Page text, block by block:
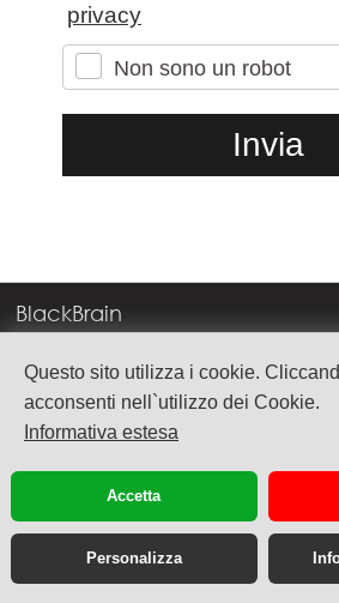
Questo sito utilizza i cookie.
acconsenti nell`utilizzo dei Cookie.
Informativa estesa
Accetta
Personalizza
privacy
Non sono un robot
BlackBrain
Corso Milano, 83
37138 Verona
TEL. +39 045 575888
P.Iva 03992340236